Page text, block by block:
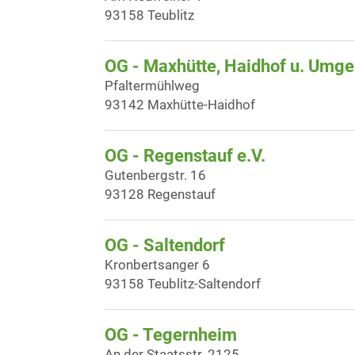
93158 Teublitz
OG - Maxhütte, Haidhof u.
Pfaltermühlweg
93142 Maxhütte-Haidhof
OG - Regenstauf e.V.
Gutenbergstr. 16
93128 Regenstauf
OG - Saltendorf
Kronbertsanger 6
93158 Teublitz-Saltendorf
OG - Tegernheim